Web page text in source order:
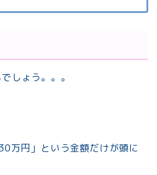
しょう。。。
万円」という金額だけが頭に